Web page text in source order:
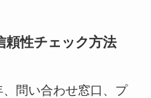
頼性チェック方法
問い合わせ窓口、プ